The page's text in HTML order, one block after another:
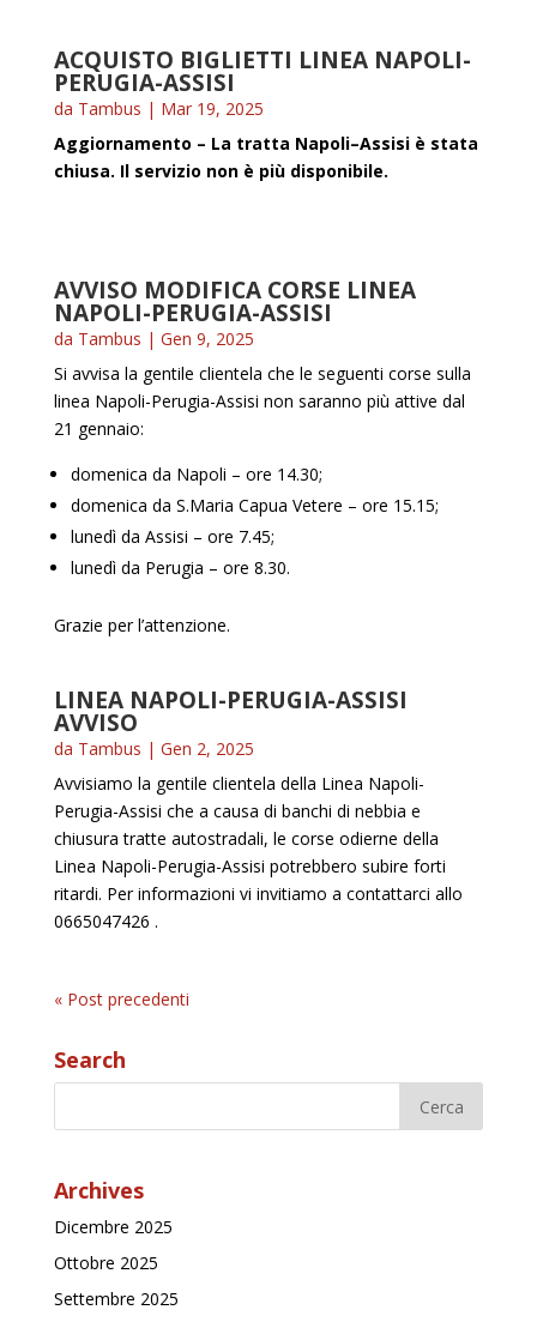
ACQUISTO BIGLIETTI LINEA NAPOLI-
PERUGIA-ASSISI
da Tambus | Mar 19, 2025
Aggiornamento – La tratta Napoli–Assisi è stata
chiusa. Il servizio non è più disponibile.
AVVISO MODIFICA CORSE LINEA
NAPOLI-PERUGIA-ASSISI
da Tambus | Gen 9, 2025
Si avvisa la gentile clientela che le seguenti corse sulla
linea Napoli-Perugia-Assisi non saranno più attive dal
21 gennaio:
domenica da Napoli – ore 14.30;
domenica da S.Maria Capua Vetere – ore 15.15;
lunedì da Assisi – ore 7.45;
lunedì da Perugia – ore 8.30.
Grazie per l’attenzione.
LINEA NAPOLI-PERUGIA-ASSISI
AVVISO
da Tambus | Gen 2, 2025
Avvisiamo la gentile clientela della Linea Napoli-
Perugia-Assisi che a causa di banchi di nebbia e
chiusura tratte autostradali, le corse odierne della
Linea Napoli-Perugia-Assisi potrebbero subire forti
ritardi. Per informazioni vi invitiamo a contattarci allo
0665047426 .
« Post precedenti
Search
Archives
Dicembre 2025
Ottobre 2025
Settembre 2025